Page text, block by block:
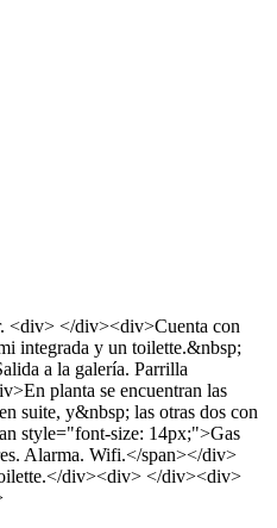
<div> </div><div>Cuenta con
integrada y un toilette.&nbsp;
a la galería. Parrilla
planta se encuentran las
suite, y&nbsp; las otras dos con
style="font-size: 14px;">Gas
Alarma. Wifi.</span></div>
div><div> </div><div>